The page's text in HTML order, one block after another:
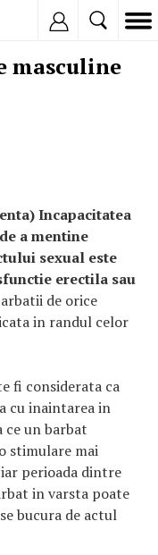
masculine
Incapacitatea
a mentine
sexual este
erectila sau
de orice
in randul celor
fi considerata ca
cu inaintarea in
ce un barbat
stimulare mai
perioada dintre
in varsta poate
bucura de actul